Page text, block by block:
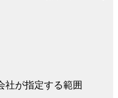
社が指定する範囲